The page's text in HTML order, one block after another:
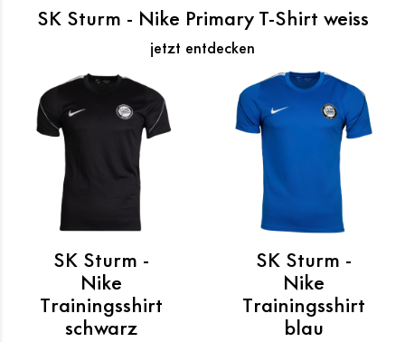
SK Sturm - Nike Primary T-Shirt weiss
jetzt entdecken
SK Sturm -
Nike
Trainingsshirt
schwarz
SK Sturm -
Nike
Trainingsshirt
blau